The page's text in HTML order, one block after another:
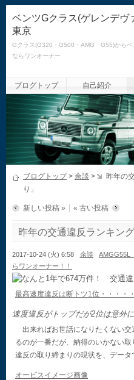
ベンツGクラス(ゲレンデヴ
東京
Gクラス(G320・G500・AMG G55)からベ
ならワンオーナー
ブログトップ 自己紹介
ブログトップ> 余談 >
昨年の
り」
新しい投稿 » « 古い投稿
昨年の交通違反ランキン
2017-10-24 (火) 6:58 余談
らワンオーナー！！
最高速度違反は断トツ1位・・・・
速度違反がトップだが2位は意外
出来ればお世話になりたくない交
るのが一番だが、納得のいかない
違反の取り締まりの現状を、データ
オービスイメージ画像